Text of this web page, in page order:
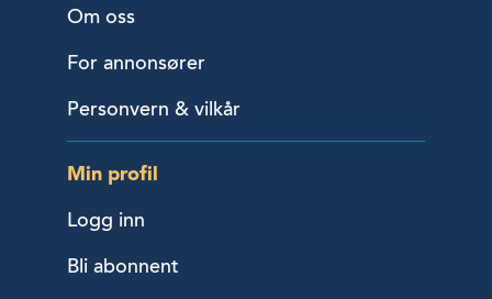
Om oss
For annonsører
Personvern & vilkår
Min profil
Logg inn
Bli abonnent